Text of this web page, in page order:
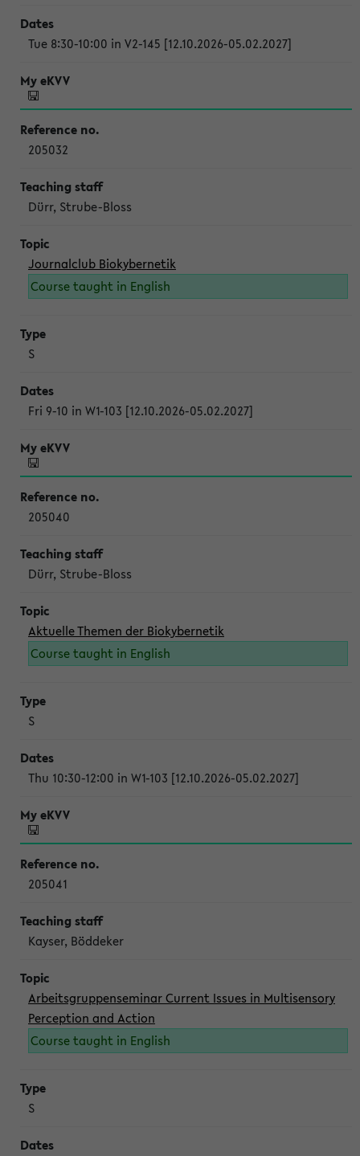
Tue 8:30-10:00 in V2-145 [12.10.2026-05.02.2027]
205032
Dürr, Strube-Bloss
Journalclub Biokybernetik
Course taught in English
S
Fri 9-10 in W1-103 [12.10.2026-05.02.2027]
205040
Dürr, Strube-Bloss
Aktuelle Themen der Biokybernetik
Course taught in English
S
Thu 10:30-12:00 in W1-103 [12.10.2026-05.02.2027]
205041
Kayser, Böddeker
Arbeitsgruppenseminar Current Issues in Multisensory
Perception and Action
Course taught in English
S